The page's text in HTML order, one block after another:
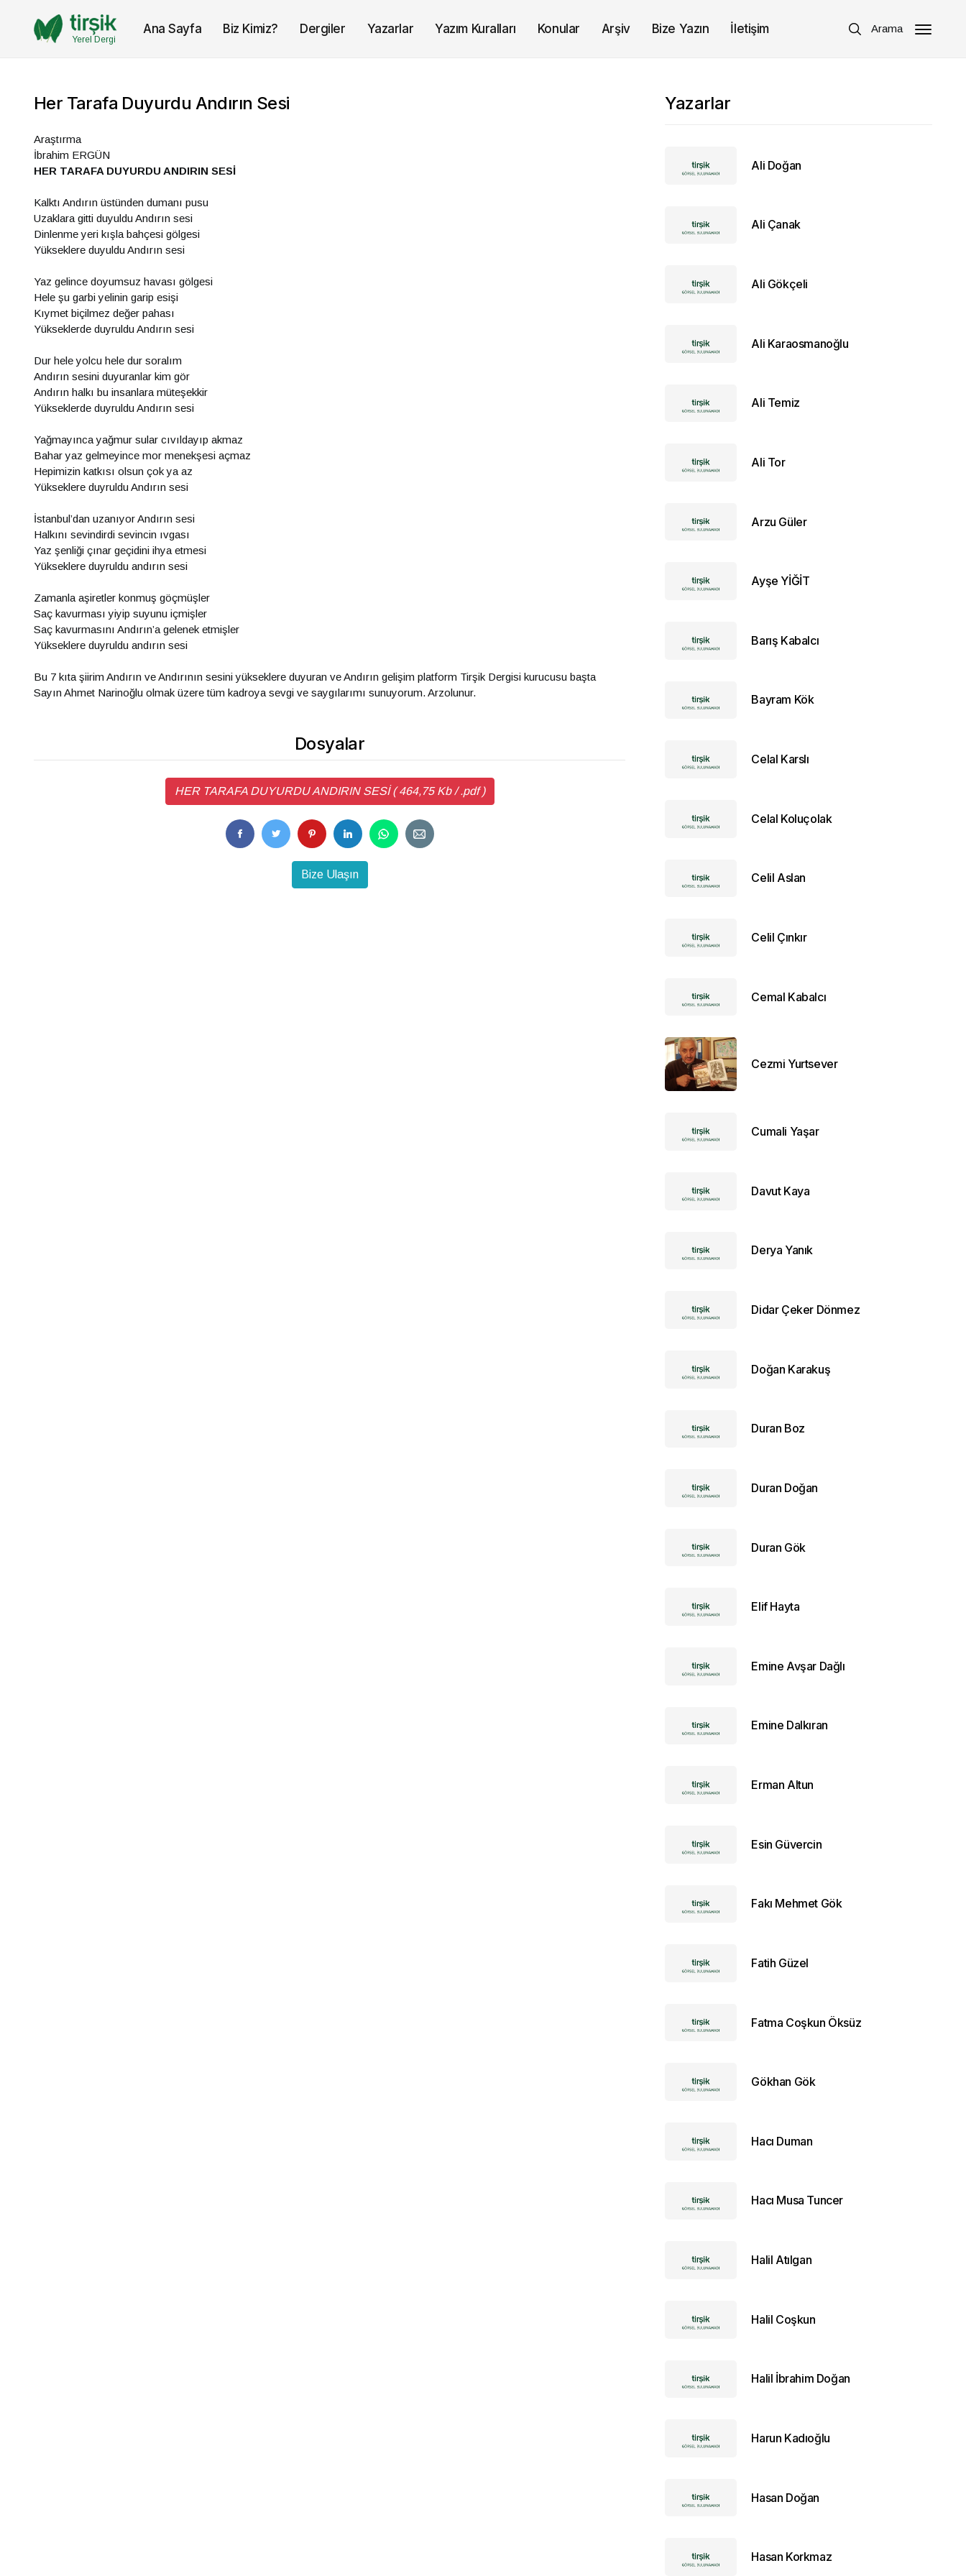
Yerel Dergi
Arama
Ana Sayfa Biz Kimiz? Dergiler Yazarlar Yazım Kuralları Konular Arşiv Bize Yazın İletişim
Her Tarafa Duyurdu Andırın Sesi
Araştırma
İbrahim ERGÜN
HER TARAFA DUYURDU ANDIRIN SESİ
Kalktı Andırın üstünden dumanı pusu
Uzaklara gitti duyuldu Andırın sesi
Dinlenme yeri kışla bahçesi gölgesi
Yükseklere duyuldu Andırın sesi
Yaz gelince doyumsuz havası gölgesi
Hele şu garbi yelinin garip esişi
Kıymet biçilmez değer pahası
Yükseklerde duyruldu Andırın sesi
Dur hele yolcu hele dur soralım
Andırın sesini duyuranlar kim gör
Andırın halkı bu insanlara müteşekkir
Yükseklerde duyruldu Andırın sesi
Yağmayınca yağmur sular cıvıldayıp akmaz
Bahar yaz gelmeyince mor menekşesi açmaz
Hepimizin katkısı olsun çok ya az
Yükseklere duyruldu Andırın sesi
İstanbul’dan uzanıyor Andırın sesi
Halkını sevindirdi sevincin ıvgası
Yaz şenliği çınar geçidini ihya etmesi
Yükseklere duyruldu andırın sesi
Zamanla aşiretler konmuş göçmüşler
Saç kavurması yiyip suyunu içmişler
Saç kavurmasını Andırın’a gelenek etmişler
Yükseklere duyruldu andırın sesi
Bu 7 kıta şiirim Andırın ve Andırının sesini yükseklere duyuran ve Andırın gelişim platform Tirşik Dergisi kurucusu başta
Sayın Ahmet Narinoğlu olmak üzere tüm kadroya sevgi ve saygılarımı sunuyorum. Arzolunur.
Dosyalar
HER TARAFA DUYURDU ANDIRIN SESİ ( 464,75 Kb / .pdf )
Bize Ulaşın
Yazarlar
Ali Doğan
Ali Çanak
Ali Gökçeli
Ali Karaosmanoğlu
Ali Temiz
Ali Tor
Arzu Güler
Ayşe YİĞİT
Barış Kabalcı
Bayram Kök
Celal Karslı
Celal Koluçolak
Celil Aslan
Celil Çınkır
Cemal Kabalcı
Cezmi Yurtsever
Cumali Yaşar
Davut Kaya
Derya Yanık
Didar Çeker Dönmez
Doğan Karakuş
Duran Boz
Duran Doğan
Duran Gök
Elif Hayta
Emine Avşar Dağlı
Emine Dalkıran
Erman Altun
Esin Güvercin
Fakı Mehmet Gök
Fatih Güzel
Fatma Coşkun Öksüz
Gökhan Gök
Hacı Duman
Hacı Musa Tuncer
Halil Atılgan
Halil Coşkun
Halil İbrahim Doğan
Harun Kadıoğlu
Hasan Doğan
Hasan Korkmaz